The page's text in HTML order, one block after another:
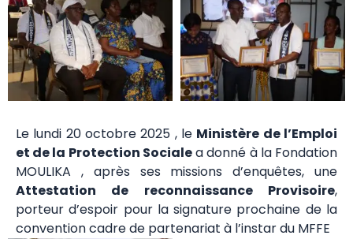
Le lundi 20 octobre 2025 , le Ministère de l’Emploi
et de la Protection Socialea donné à la Fondation
MOULIKA , après ses missions d’enquêtes, une
Attestation de reconnaissance Provisoire,
porteur d’espoir pour la signature prochaine de la
convention cadre de partenariat à l’instar du MFFE